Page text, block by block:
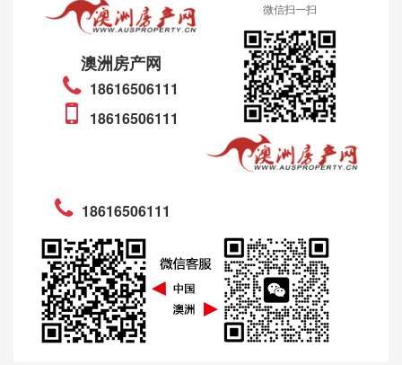
澳洲房产网
18616506111
18616506111
微信扫一扫
18616506111